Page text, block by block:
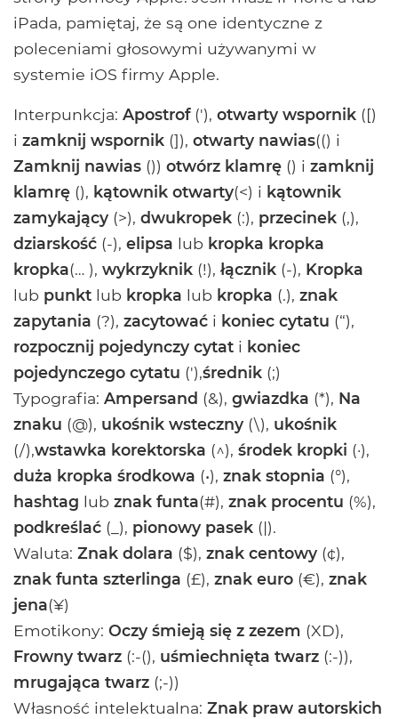
iPada, pamiętaj, że są one identyczne z
poleceniami głosowymi używanymi w
systemie iOS firmy Apple.
Interpunkcja: Apostrof('), otwarty wspornik ([)
i zamknij wspornik (]), otwarty nawias(() i
Zamknij nawias ()) otwórz klamrę () i zamknij
klamrę (), kątownik otwarty(<) i kątownik
zamykający (>), dwukropek (:), przecinek (,),
dziarskość (-), elipsa lub kropka kropka
kropka(… ), wykrzyknik (!), łącznik (-), Kropka
lub punkt lub kropka lub kropka (.), znak
zapytania (?), zacytować i koniec cytatu (“),
rozpocznij pojedynczy cytat i koniec
pojedynczego cytatu ('),średnik (;)
Typografia: Ampersand (&), gwiazdka (*), Na
znaku (@), ukośnik wsteczny (\), ukośnik
(/),wstawka korektorska (^), środek kropki (·),
duża kropka środkowa (•), znak stopnia (°),
hashtag lub znak funta(#), znak procentu (%),
podkreślać (_), pionowy pasek (|).
Waluta: Znak dolara ($), znak centowy (¢),
znak funta szterlinga (£), znak euro (€), znak
jena(¥)
Emotikony: Oczy śmieją się z zezem (XD),
Frowny twarz (:-(), uśmiechnięta twarz (:-)),
mrugająca twarz (;-))
Własność intelektualna: Znak praw autorskich